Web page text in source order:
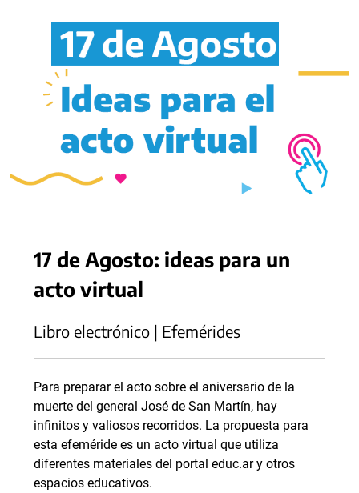
17 de Agosto: ideas para un
acto virtual
Libro electrónico | Efemérides
Para preparar el acto sobre el aniversario de la
muerte del general José de San Martín, hay
infinitos y valiosos recorridos. La propuesta para
esta efeméride es un acto virtual que utiliza
diferentes materiales del portal educ.ar y otros
espacios educativos.